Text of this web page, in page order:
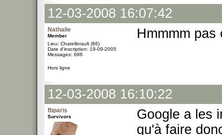
12-03-2008 16:07:42
Nathalie
Member
Lieu: Chatellerault (86)
Date d'inscription: 19-09-2005
Messages: 686
Hmmmm pas
Hors ligne
12-03-2008 16:10:22
fbparis
Survivors
Google a les
qu'à faire